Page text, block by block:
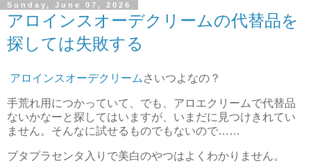
Sunday, June 07, 2026
アロインスオーデクリームの代替品を
探しては失敗する
アロインスオーデクリーム さいつよなの？
手荒れ用につかっていて、でも、アロエクリームで代替品
ないかなーと探してはいますが、いまだに見つけきれてい
ません。そんなに試せるものでもないので……
ブタプラセンタ入りで美白のやつはよくわかりません。